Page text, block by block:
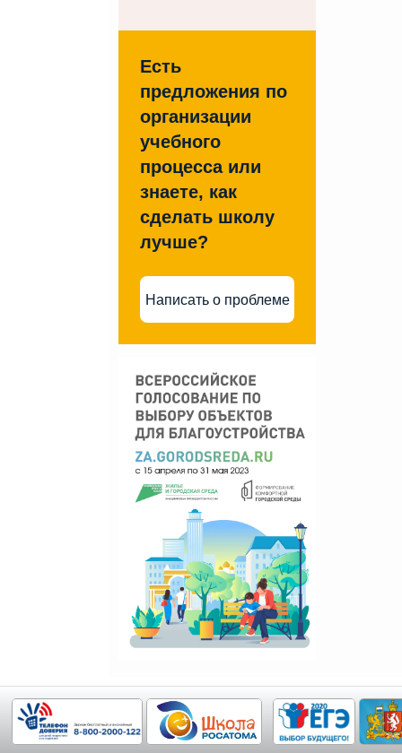
Есть
предложения по
организации
учебного
процесса или
знаете, как
сделать школу
лучше?
Написать о проблеме